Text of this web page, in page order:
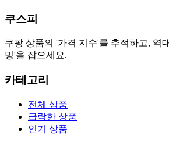
쿠스피
쿠팡 상품의 '가격 지수'를 추적하고, 역
밍'을 잡으세요.
카테고리
전체 상품
급락한 상품
인기 상품